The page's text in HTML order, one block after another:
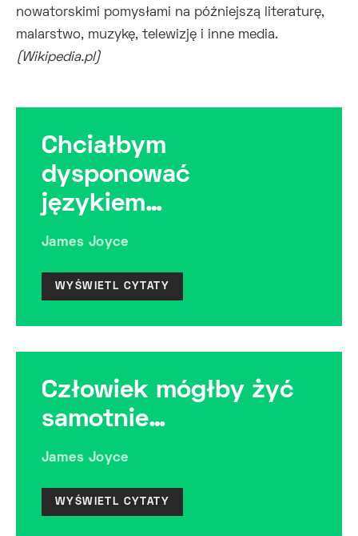
nowatorskimi pomysłami na późniejszą literaturę,
malarstwo, muzykę, telewizję i inne media.
(Wikipedia.pl)
Chciałbym
dysponować
językiem…
James Joyce
WYŚWIETL CYTATY
Człowiek mógłby żyć
samotnie…
James Joyce
WYŚWIETL CYTATY